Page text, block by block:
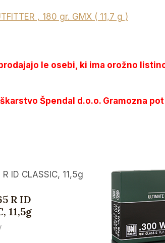
, 180 gr. GMX ( 11,7 g )
le osebi, ki ima orožno
Špendal d.o.o. Gramozna
R ID
11,5g